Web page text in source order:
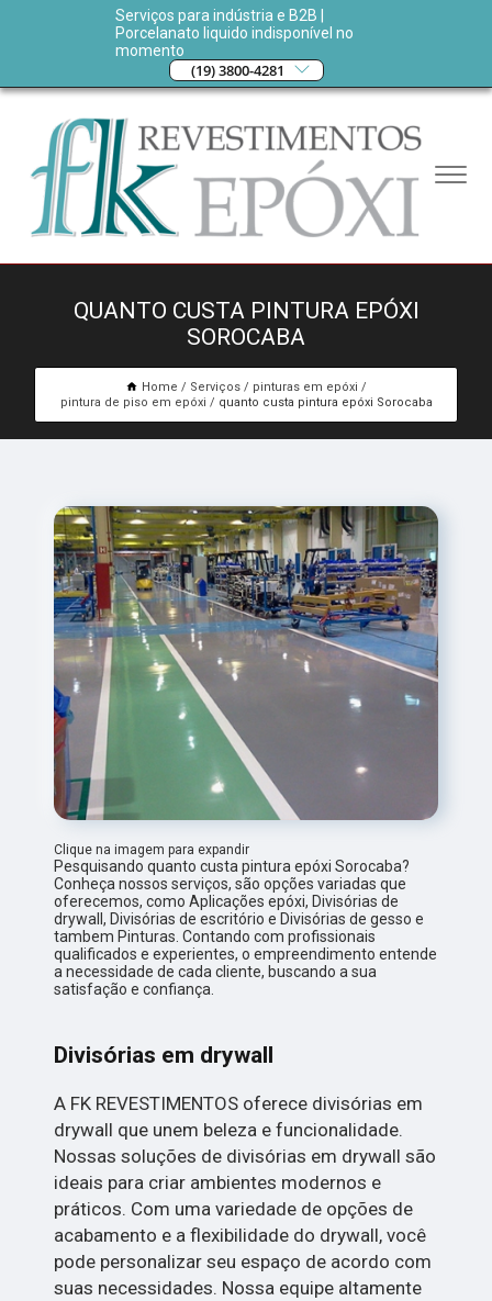
Serviços para indústria e B2B |
Porcelanato liquido indisponível no
momento
(19) 3800-4281
QUANTO CUSTA PINTURA EPÓXI
SOROCABA
Home Serviços
pinturas em epóxi
pintura de piso em epóxi
quanto custa pintura epóxi Sorocaba
Clique na imagem para expandir
Pesquisando quanto custa pintura epóxi Sorocaba?
Conheça nossos serviços, são opções variadas que
oferecemos, como Aplicações epóxi, Divisórias de
drywall, Divisórias de escritório e Divisórias de gesso e
tambem Pinturas. Contando com profissionais
qualificados e experientes, o empreendimento entende
a necessidade de cada cliente, buscando a sua
satisfação e confiança.
Divisórias em drywall
A FK REVESTIMENTOS oferece divisórias em
drywall que unem beleza e funcionalidade.
Nossas soluções de divisórias em drywall são
ideais para criar ambientes modernos e
práticos. Com uma variedade de opções de
acabamento e a flexibilidade do drywall, você
pode personalizar seu espaço de acordo com
suas necessidades. Nossa equipe altamente